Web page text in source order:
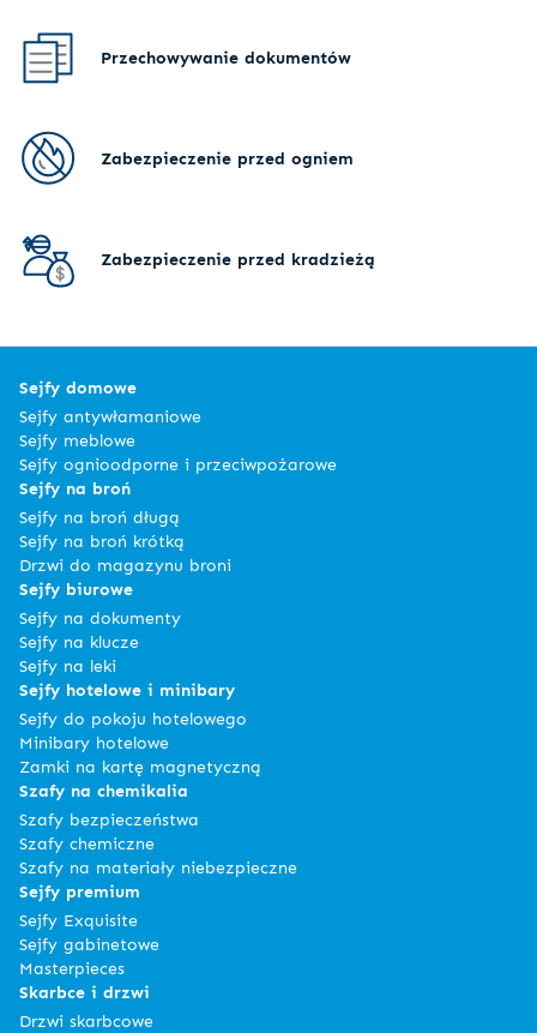
Przechowywanie dokumentów
Zabezpieczenie przed ogniem
Zabezpieczenie przed kradzieżą
Sejfy domowe
Sejfy antywłamaniowe
Sejfy meblowe
Sejfy ognioodporne i przeciwpożarowe
Sejfy na broń
Sejfy na broń długą
Sejfy na broń krótką
Drzwi do magazynu broni
Sejfy biurowe
Sejfy na dokumenty
Sejfy na klucze
Sejfy na leki
Sejfy hotelowe i minibary
Sejfy do pokoju hotelowego
Minibary hotelowe
Zamki na kartę magnetyczną
Szafy na chemikalia
Szafy bezpieczeństwa
Szafy chemiczne
Szafy na materiały niebezpieczne
Sejfy premium
Sejfy Exquisite
Sejfy gabinetowe
Masterpieces
Skarbce i drzwi
Drzwi skarbcowe